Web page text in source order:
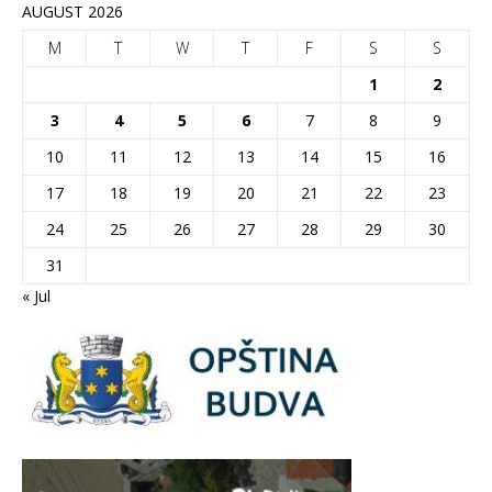
AUGUST 2026
M
T W T F S
S
1
2
3
4 5 6 7 8
9
10
11 12 13 14 15
16
17
18 19 20 21 22
23
24
25 26 27 28 29
30
31
« Jul